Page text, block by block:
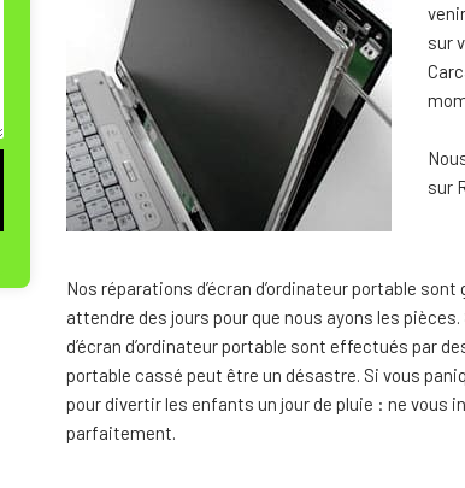
sur
sur
Nos réparations d’écran d’ordinateur portable
attendre des jours pour que nous ayons les
d’écran d’ordinateur portable sont effectués par
portable cassé peut être un désastre. Si vous
pour divertir les enfants un jour de pluie : ne vous
parfaitement.